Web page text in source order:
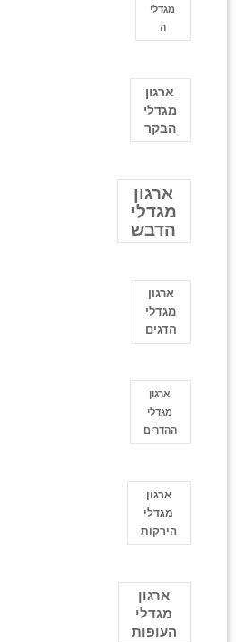
מגדלי
ה
ארגון
מגדלי
הבקר
ארגון
מגדלי
הדבש
ארגון
מגדלי
הדגים
ארגון
מגדלי
ההדרים
ארגון
מגדלי
הירקות
ארגון
מגדלי
העופות